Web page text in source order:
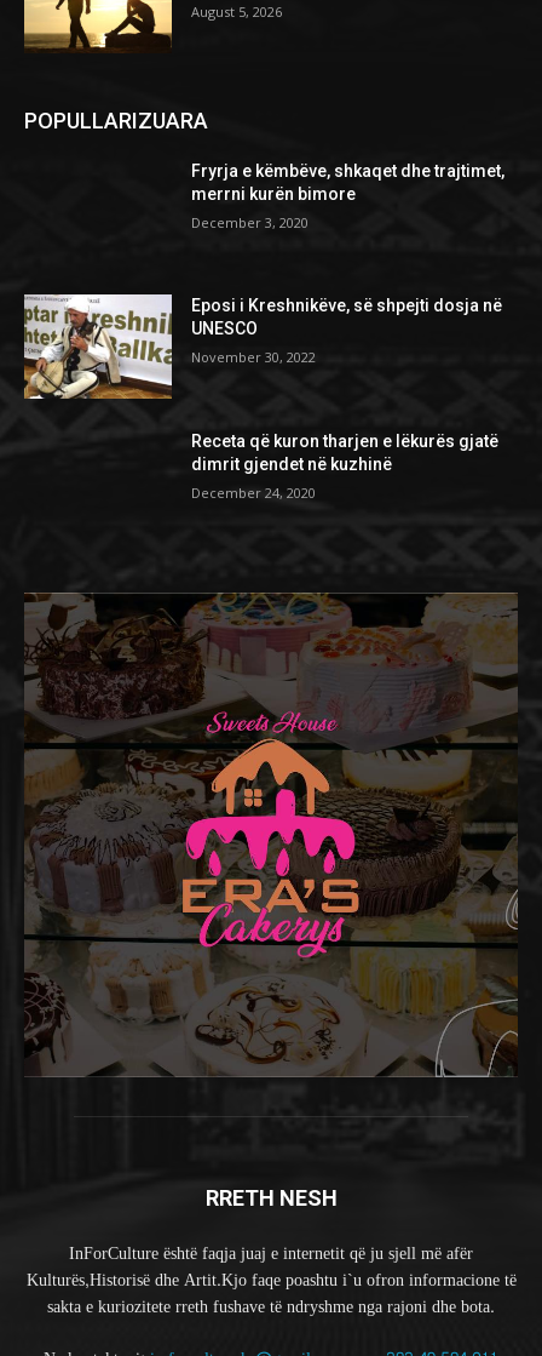
August 5, 2026
POPULLARIZUARA
Fryrja e këmbëve, shkaqet dhe trajtimet,
merrni kurën bimore
December 3, 2020
Eposi i Kreshnikëve, së shpejti dosja në
UNESCO
November 30, 2022
Receta që kuron tharjen e lëkurës gjatë
dimrit gjendet në kuzhinë
December 24, 2020
RRETH NESH
InForCulture është faqja juaj e internetit që ju sjell më afër
Kulturës,Historisë dhe Artit.Kjo faqe poashtu i`u ofron informacione të
sakta e kuriozitete rreth fushave të ndryshme nga rajoni dhe bota.